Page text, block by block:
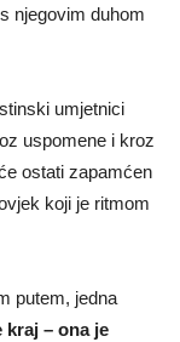
njegovim duhom
umjetnici
uspomene i kroz
ostati zapamćen
koji je ritmom
putem, jedna
kraj – ona je